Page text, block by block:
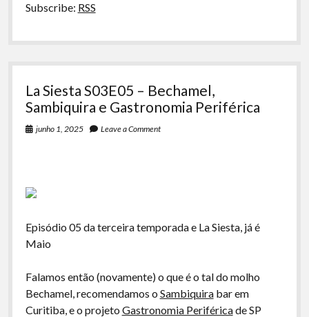
Subscribe: RSS
La Siesta S03E05 – Bechamel,
Sambiquira e Gastronomia Periférica
junho 1, 2025 Leave a Comment
Episódio 05 da terceira temporada e La Siesta, já é
Maio
Falamos então (novamente) o que é o tal do molho
Bechamel, recomendamos o Sambiquirabar em
Curitiba, e o projeto Gastronomia Periféricade SP